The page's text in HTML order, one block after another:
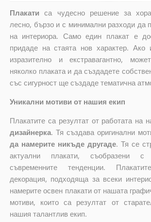
Плакати са чудесно решение за
лесно, бързо и с минимални разходи да
на интериора. Само един плакат е
придаде на стаята нов характер. Ако
изразително и екстравагантно,
няколко плаката и да създадете
със сигурност ще създаде тематична
Уникални мотиви от нашия екип
Плакатите са резултат от работата на
дизайнерка. Тя създава оригинални
да намерите никъде другаде. Тя се
актуални плакати, съобразени
съвременните тенденции.
декорация, подходяща за всеки
намерите освен плакати от нашата
мотиви, които са резултат от
нашия талантлив екип.